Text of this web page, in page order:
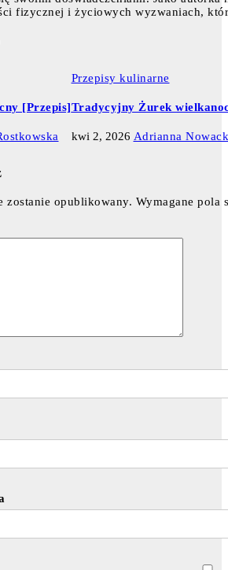
fizycznej i życiowych wyzwaniach,
[Przepis]
Przepisy kulinarne
Tradycyjny Żurek
kwi 2, 2026 Adrianna
zostanie opublikowany. Wymagane pola